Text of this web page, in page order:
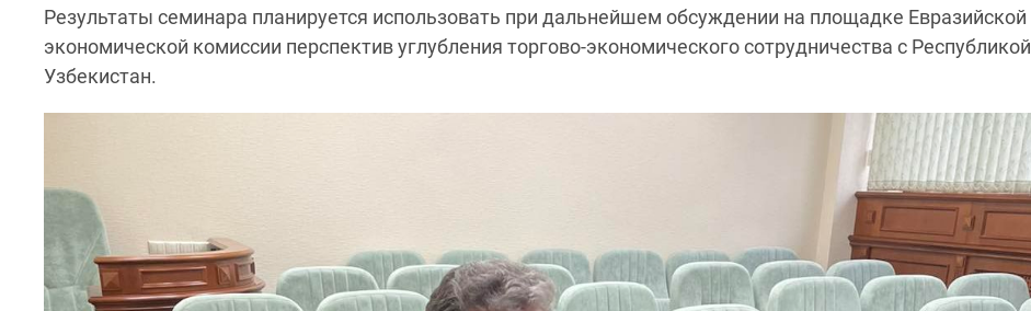
Результаты семинара планируется использовать при дальнейшем обсуждении на площадке Евразийской
экономической комиссии перспектив углубления торгово-экономического сотрудничества с Республикой
Узбекистан.